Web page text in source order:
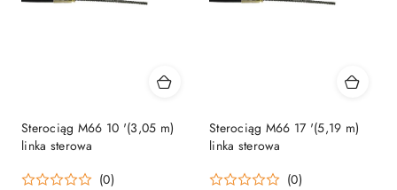
Sterociąg M66 10 '(3,05 m)
linka sterowa
(0)
Sterociąg M66 17 '(5,19 m)
linka sterowa
(0)